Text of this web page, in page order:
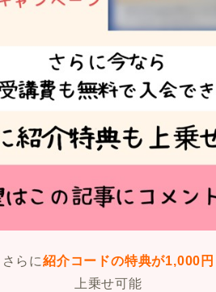
さらに紹介コードの特典が1,000円
上乗せ可能